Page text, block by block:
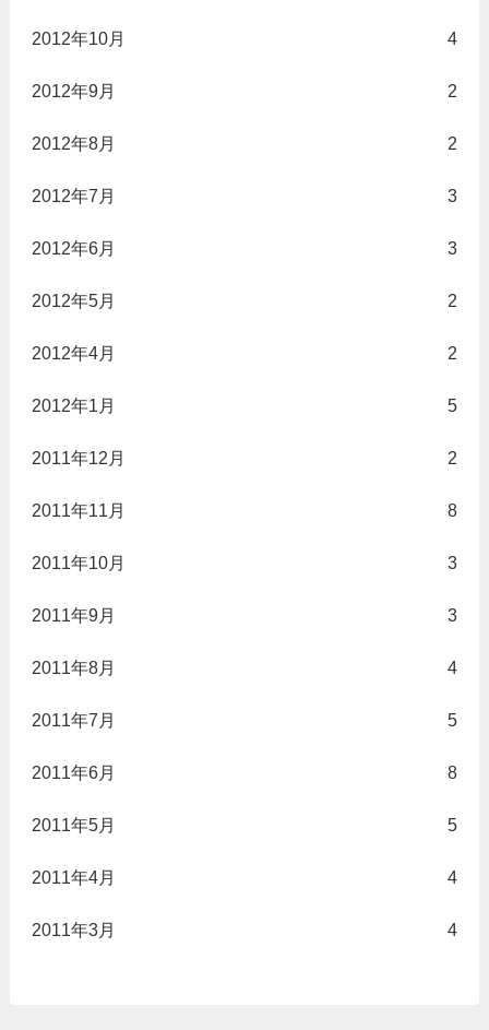
2012年10月 4
2012年9月 2
2012年8月 2
2012年7月 3
2012年6月 3
2012年5月 2
2012年4月 2
2012年1月 5
2011年12月 2
2011年11月 8
2011年10月 3
2011年9月 3
2011年8月 4
2011年7月 5
2011年6月 8
2011年5月 5
2011年4月 4
2011年3月 4